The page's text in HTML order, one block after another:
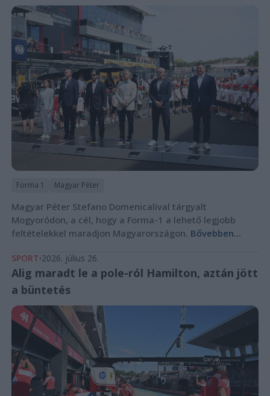
Forma 1 Magyar Péter
Magyar Péter Stefano Domenicalival tárgyalt
Mogyoródon, a cél, hogy a Forma-1 a lehető legjobb
feltételekkel maradjon Magyarországon. Bővebben...
SPORT 2026. július 26.
Alig maradt le a pole-ról Hamilton, aztán jött
a büntetés